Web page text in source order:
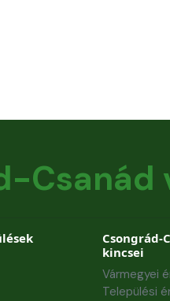
Csanád
Csongrád-
kincsei
Vármegyei
Települési